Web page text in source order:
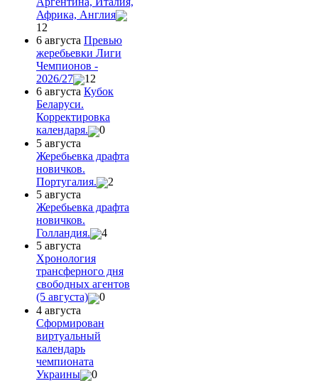
Африка, Англия
12
6 августа Превью
жеребьевки Лиги
Чемпионов -
2026/27
12
6 августа Кубок
Беларуси.
Корректировка
календаря.
0
5 августа
Жеребьевка драфта
новичков.
Португалия.
2
5 августа
Жеребьевка драфта
новичков.
Голландия.
4
5 августа
Хронология
трансферного дня
свободных агентов
(5 августа)
0
4 августа
Сформирован
виртуальный
календарь
чемпионата
Украины
0